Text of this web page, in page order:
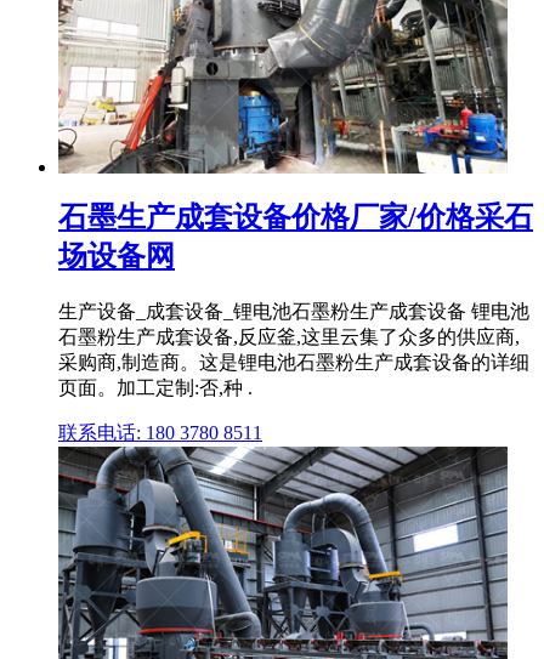
石墨生产成套设备价格厂家/价格采石
场设备网
生产设备_成套设备_锂电池石墨粉生产成套设备 锂电池
石墨粉生产成套设备,反应釜,这里云集了众多的供应商,
采购商,制造商。这是锂电池石墨粉生产成套设备的详细
页面。加工定制:否,种 .
联系电话: 180 3780 8511